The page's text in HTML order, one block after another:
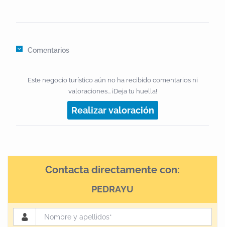
Comentarios
Este negocio turístico aún no ha recibido comentarios ni
valoraciones... ¡Deja tu huella!
Realizar valoración
Contacta directamente con:
PEDRAYU